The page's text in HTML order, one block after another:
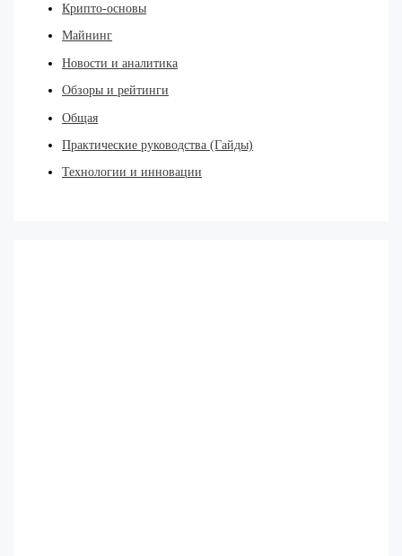
Крипто-основы
Майнинг
Новости и аналитика
Обзоры и рейтинги
Общая
Практические руководства (Гайды)
Технологии и инновации